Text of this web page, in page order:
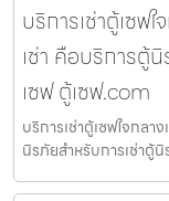
บริการเช่าตู้เซฟใ
เช่า คือบริการตู้
เซฟ ตู้เซฟ.com
บริการเช่าตู้เซฟใจกลา
นิรภัยสำหรับการเช่าตู้นิ